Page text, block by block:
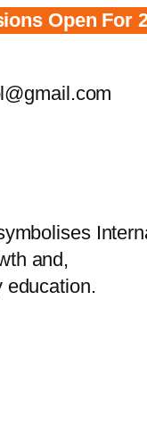
For 2025-2026
and,
education.